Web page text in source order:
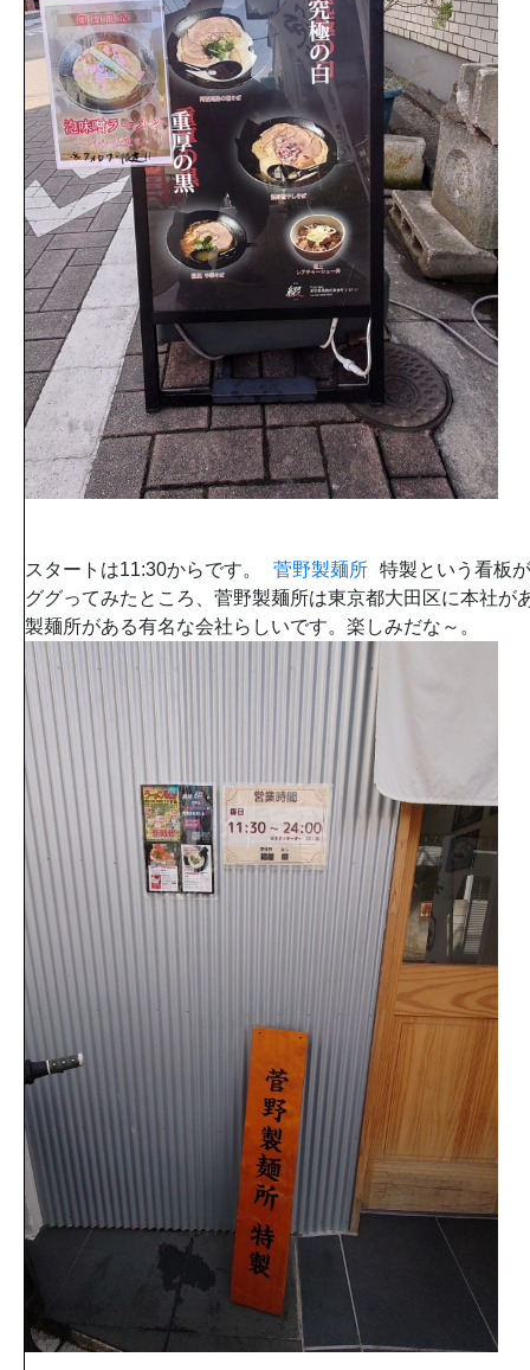
スタートは11:30からです。 菅野製麺所
特製という看板
ググってみたところ、菅野製麺所は東京都大田区に本社が
製麺所がある有名な会社らしいです。楽しみだな～。